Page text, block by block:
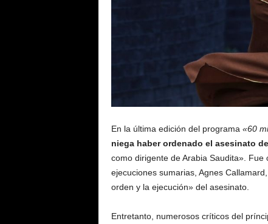
En la última edición del programa «60
niega haber ordenado el asesinato
como dirigente de Arabia Saudita».
ejecuciones sumarias, Agnes
orden y la ejecución» del asesinato.
Entretanto, numerosos críticos del